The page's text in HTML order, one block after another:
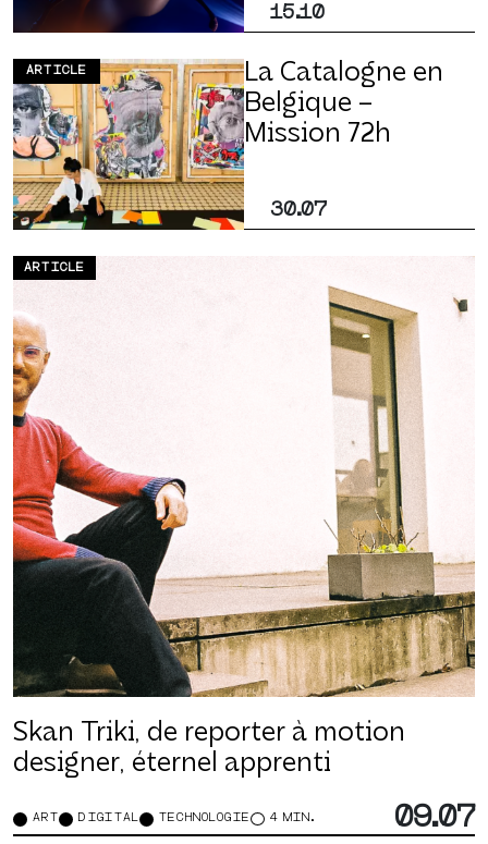
15.10
ARTICLE
30.07
La Catalogne en
Belgique –
Mission 72h
ARTICLE
Skan Triki, de reporter à motion
designer, éternel apprenti
ART DIGITAL TECHNOLOGIE 4 MIN. 09.07